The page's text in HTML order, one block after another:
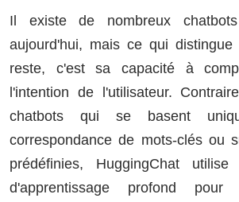
Il existe de nombreux
aujourd'hui, mais ce qui distingue
reste, c'est sa capacité à
l'intention de l'utilisateur.
chatbots qui se basent
correspondance de mots-clés ou
prédéfinies, HuggingChat
d'apprentissage profond pour